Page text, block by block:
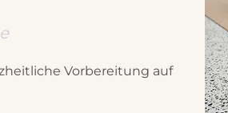
Vorbereitung auf